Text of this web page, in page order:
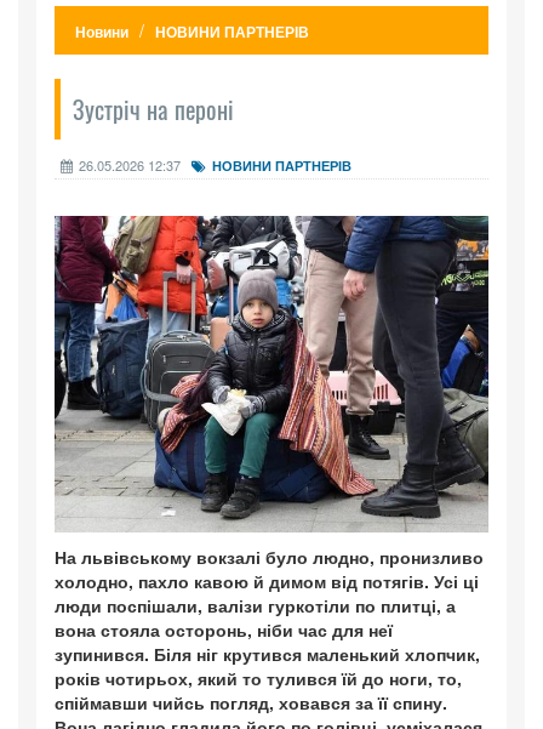
Новини НОВИНИ ПАРТНЕРІВ
Зустріч на пероні
26.05.2026 12:37 НОВИНИ ПАРТНЕРІВ
На львівському вокзалі було людно, пронизливо
холодно, пахло кавою й димом від потягів. Усі ці
люди поспішали, валізи гуркотіли по плитці, а
вона стояла осторонь, ніби час для неї
зупинився. Біля ніг крутився маленький хлопчик,
років чотирьох, який то тулився їй до ноги, то,
спіймавши чийсь погляд, ховався за її спину.